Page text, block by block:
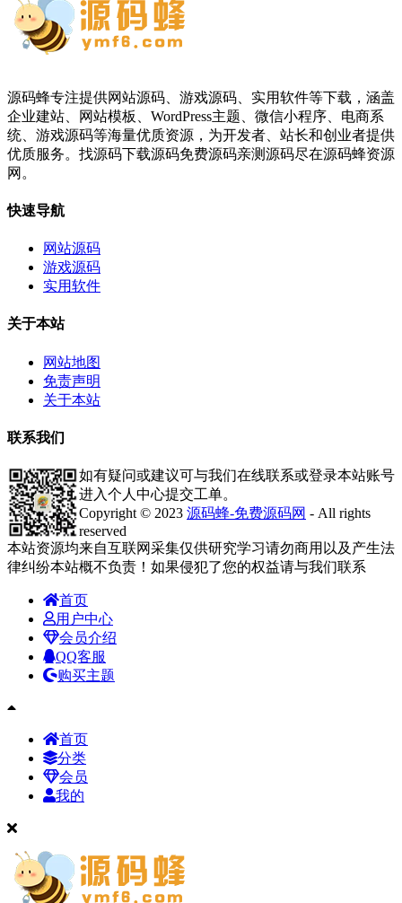
源码蜂专注提供网站源码、游戏源码、实用软件等下载，涵盖
企业建站、网站模板、WordPress主题、微信小程序、电商系
统、游戏源码等海量优质资源，为开发者、站长和创业者提供
优质服务。找源码下载源码免费源码亲测源码尽在源码蜂资源
网。
快速导航
网站源码
游戏源码
实用软件
关于本站
网站地图
免责声明
关于本站
联系我们
如有疑问或建议可与我们在线联系或登录本站账号
进入个人中心提交工单。
Copyright © 2023 源码蜂-免费源码网 - All rights
reserved
本站资源均来自互联网采集仅供研究学习请勿商用以及产生法
律纠纷本站概不负责！如果侵犯了您的权益请与我们联系
首页
用户中心
会员介绍
QQ客服
购买主题
首页
分类
会员
我的